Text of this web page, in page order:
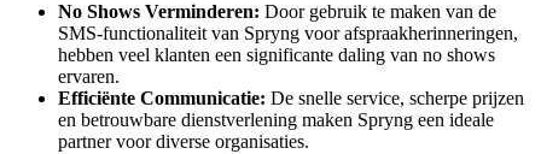
No Shows Verminderen: Door gebruik te maken van de
SMS-functionaliteit van Spryng voor afspraakherinneringen,
hebben veel klanten een significante daling van no shows
ervaren.
Efficiënte Communicatie: De snelle service, scherpe prijzen
en betrouwbare dienstverlening maken Spryng een ideale
partner voor diverse organisaties.